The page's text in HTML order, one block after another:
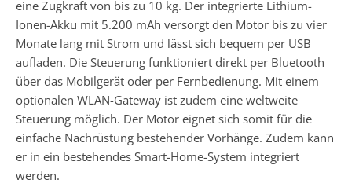
eine Zugkraft von bis zu 10 kg. Der integrierte Lithium-
Ionen-Akku mit 5.200 mAh versorgt den Motor bis zu vier
Monate lang mit Strom und lässt sich bequem per USB
aufladen. Die Steuerung funktioniert direkt per Bluetooth
über das Mobilgerät oder per Fernbedienung. Mit einem
optionalen WLAN-Gateway ist zudem eine weltweite
Steuerung möglich. Der Motor eignet sich somit für die
einfache Nachrüstung bestehender Vorhänge. Zudem kann
er in ein bestehendes Smart-Home-System integriert
werden.